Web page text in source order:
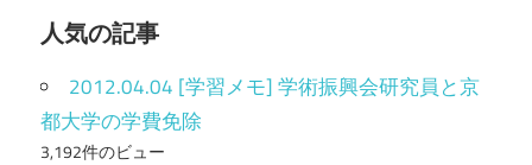
人気の記事
2012.04.04 [学習メモ] 学術振興会研究員と京
都大学の学費免除
3,192件のビュー